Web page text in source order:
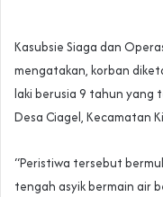
Kasubsie Siaga dan
mengatakan, korban
laki berusia 9 tahun yang
Desa Ciagel, Kecamatan
“Peristiwa tersebut
tengah asyik bermain air